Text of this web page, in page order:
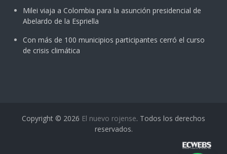
Milei viaja a Colombia para la asunción presidencial de
Abelardo de la Espriella
Con más de 100 municipios participantes cerró el curso
de crisis climática
Copyright © 2026 El nuevo rojense. Todos los derechos
reservados.